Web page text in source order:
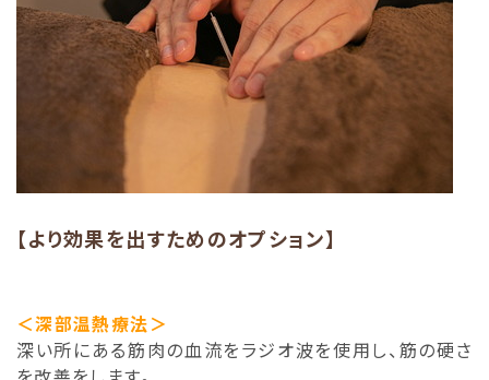
【より効果を出すためのオプション】
＜深部温熱療法＞
深い所にある筋肉の血流をラジオ波を使用し、筋の硬さ